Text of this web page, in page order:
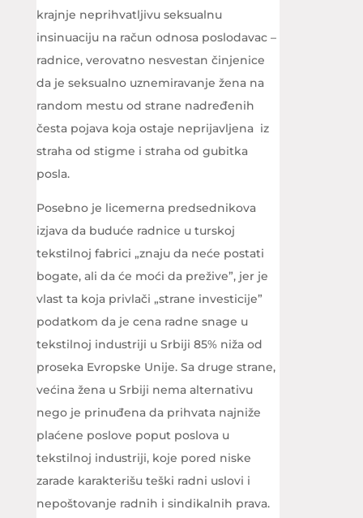
krajnje neprihvatljivu seksualnu
insinuaciju na račun odnosa poslodavac –
radnice, verovatno nesvestan činjenice
da je seksualno uznemiravanje žena na
random mestu od strane nadređenih
česta pojava koja ostaje neprijavljena iz
straha od stigme i straha od gubitka
posla.
Posebno je licemerna predsednikova
izjava da buduće radnice u turskoj
tekstilnoj fabrici „znaju da neće postati
bogate, ali da će moći da prežive”, jer je
vlast ta koja privlači „strane investicije”
podatkom da je cena radne snage u
tekstilnoj industriji u Srbiji 85% niža od
proseka Evropske Unije. Sa druge strane,
većina žena u Srbiji nema alternativu
nego je prinuđena da prihvata najniže
plaćene poslove poput poslova u
tekstilnoj industriji, koje pored niske
zarade karakterišu teški radni uslovi i
nepoštovanje radnih i sindikalnih prava.